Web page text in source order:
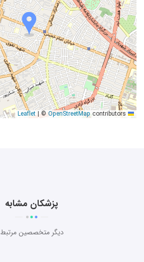
|©OpenStreetMap contributors
پزشکان مشابه
دیگر متخصصین مرتبط